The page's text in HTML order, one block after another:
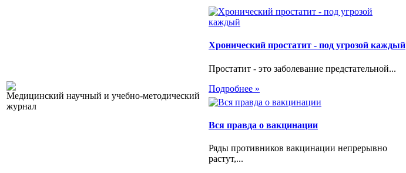
Медицинский научный и учебно-методический
журнал
Хронический простатит - под угрозой каждый
Простатит - это заболевание предстательной...
Подробнее »
Вся правда о вакцинации
Ряды противников вакцинации непрерывно
растут,...